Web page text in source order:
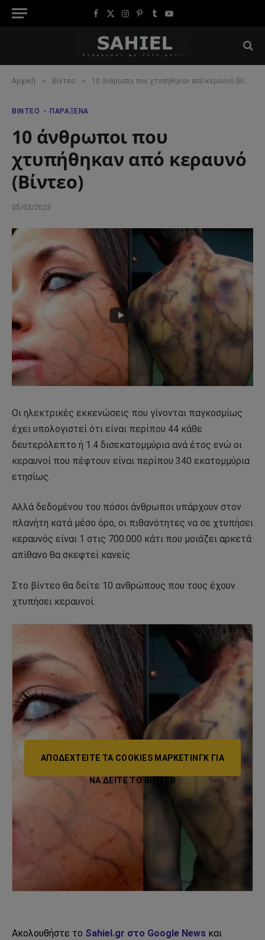
Facebook
X
Instagram
Pinterest
TumblrYouTube
Αρχική » Βίντεο » 10 άνθρωποι που χτυπήθηκαν από κεραυνό (Βίντεο)
ΒΊΝΤΕΟ ΠΑΡΆΞΕΝΑ
10 άνθρωποι που
χτυπήθηκαν από κεραυνό
(Βίντεο)
05/03/2023
Οι ηλεκτρικές εκκενώσεις που γίνονται παγκοσμίως
έχει υπολογιστεί ότι είναι περίπου 44 κάθε
δευτερόλεπτο ή 1.4 δισεκατομμύρια ανά έτος ενώ οι
κεραυνοί που πέφτουν είναι περίπου 340 εκατομμύρια
ετησίως.
Αλλά δεδομένου του πόσοι άνθρωποι υπάρχουν στον
πλανήτη κατά μέσο όρο, οι πιθανότητες να σε χτυπήσει
κεραυνός είναι 1 στις 700.000 κάτι που μοιάζει αρκετά
απίθανο θα σκεφτεί κανείς.
Στο βίντεο θα δείτε 10 ανθρώπους που τους έχουν
χτυπήσει κεραυνοί.
ΑΠΟΔΕΧΤΕΊΤΕ ΤΑ COOKIES ΜΆΡΚΕΤΙΝΓΚ ΓΙΑ
ΝΑ ΔΕΊΤΕ ΤΟ ΒΙΝΤΕΟ
Ακολουθήστε το Sahiel.gr στο Google News και